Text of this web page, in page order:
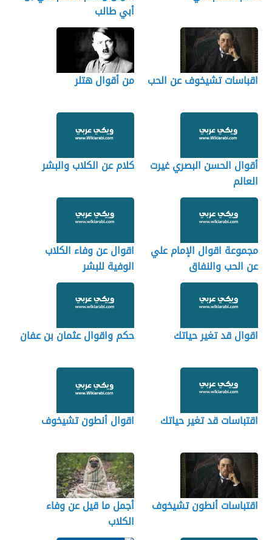
أبي طالب
اقباسات تشيخوف عن الحب من أقوال هتلر
أقوال الحسن البصري غيرت
العالم
كلام عن الكلاب والبشر
مجموعة اقوال الإمام علي
عن الحب والنفاق
اقوال عن وفاء الكلاب
الوفية للبشر
اقوال قد تغير حياتك حكم واقوال عثمان بن عفان
اقتباسات قد تغير حياتك اقوال أنطون تشيخوف
اقتباسات أنطون تشيخوف
أجمل ما قيل عن وفاء
الكلاب